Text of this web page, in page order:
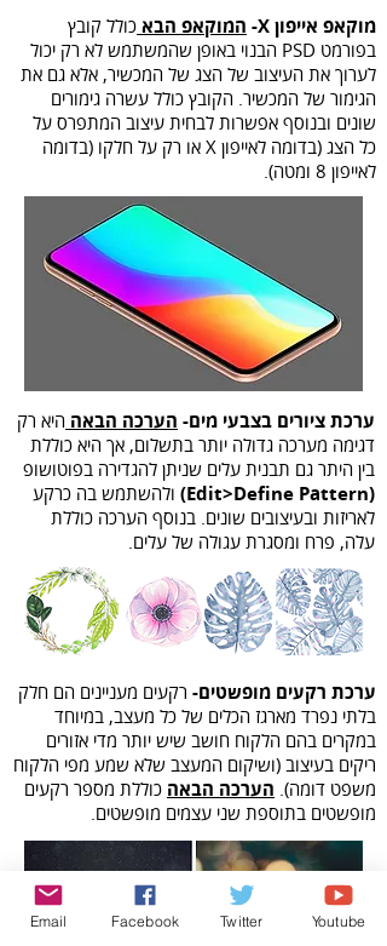
מוקאפ אייפון X- המוקאפ הבא כולל קובץ
בפורמט PSD הבנוי באופן שהמשתמש לא רק יכול
לערוך את העיצוב של הצג של המכשיר, אלא גם את
הגימור של המכשיר. הקובץ כולל עשרה גימורים
שונים ובנוסף אפשרות לבחית עיצוב המתפרס על
כל הצג (בדומה לאייפון X או רק על חלקו (בדומה
לאייפון 8 ומטה).
ערכת ציורים בצבעי מים- הערכה הבאה היא רק
דגימה מערכה גדולה יותר בתשלום, אך היא כוללת
בין היתר גם תבנית עלים שניתן להגדירה בפוטושופ
(Edit>Define Pattern)
ולהשתמש בה כרקע
לאריזות ובעיצובים שונים. בנוסף הערכה כוללת
עלה, פרח ומסגרת עגולה של עלים.
ערכת רקעים מופשטים- רקעים מעניינים הם חלק
בלתי נפרד מארגז הכלים של כל מעצב, במיוחד
במקרים בהם הלקוח חושב שיש יותר מדי אזורים
ריקים בעיצוב (ושיקום המעצב שלא שמע מפי הלקוח
משפט דומה). הערכה הבאה כוללת מספר רקעים
מופשטים בתוספת שני עצמים מופשטים.
Email Facebook Twitter Youtube